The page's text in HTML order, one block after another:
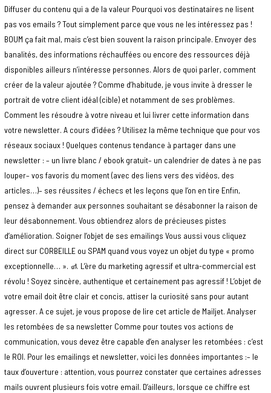
Diffuser du contenu qui a de la valeur Pourquoi vos destinataires ne lisent
pas vos emails ? Tout simplement parce que vous ne les intéressez pas !
BOUM ça fait mal, mais c’est bien souvent la raison principale. Envoyer des
banalités, des informations réchauffées ou encore des ressources déjà
disponibles ailleurs n’intéresse personnes. Alors de quoi parler, comment
créer de la valeur ajoutée ? Comme d’habitude, je vous invite à dresser le
portrait de votre client idéal (cible) et notamment de ses problèmes.
Comment les résoudre à votre niveau et lui livrer cette information dans
votre newsletter. A cours d’idées ? Utilisez la même technique que pour vos
réseaux sociaux ! Quelques contenus tendance à partager dans une
newsletter : – un livre blanc / ebook gratuit– un calendrier de dates à ne pas
louper– vos favoris du moment (avec des liens vers des vidéos, des
articles…)– ses réussites / échecs et les leçons que l’on en tire Enfin,
pensez à demander aux personnes souhaitant se désabonner la raison de
leur désabonnement. Vous obtiendrez alors de précieuses pistes
d’amélioration. Soigner l’objet de ses emailings Vous aussi vous cliquez
direct sur CORBEILLE ou SPAM quand vous voyez un objet du type « promo
exceptionnelle… ». 🚮 L’ère du marketing agressif et ultra-commercial est
révolu ! Soyez sincère, authentique et certainement pas agressif ! L’objet de
votre email doit être clair et concis, attiser la curiosité sans pour autant
agresser. A ce sujet, je vous propose de lire cet article de Mailjet. Analyser
les retombées de sa newsletter Comme pour toutes vos actions de
communication, vous devez être capable d’en analyser les retombées : c’est
le ROI. Pour les emailings et newsletter, voici les données importantes :– le
taux d’ouverture : attention, vous pourrez constater que certaines adresses
mails ouvrent plusieurs fois votre email. D’ailleurs, lorsque ce chiffre est